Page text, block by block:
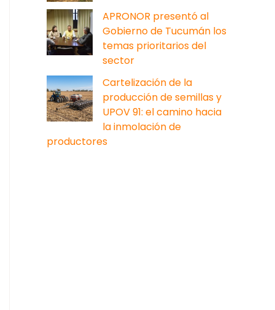
APRONOR presentó al
Gobierno de Tucumán los
temas prioritarios del
sector
Cartelización de la
producción de semillas y
UPOV 91: el camino hacia
la inmolación de
productores